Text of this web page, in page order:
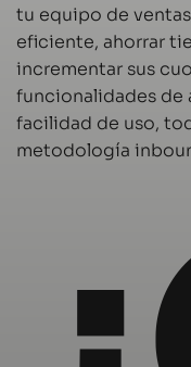
tu equipo de
eficiente, ahorrar
incrementar sus
funcionalidades de
facilidad de uso,
metodología